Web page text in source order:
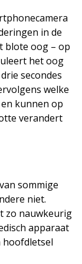
in de
blote oog – op
het oog
secondes
welke
kunnen op
verandert
sommige
niet.
zo nauwkeurig
apparaat
hoofdletsel